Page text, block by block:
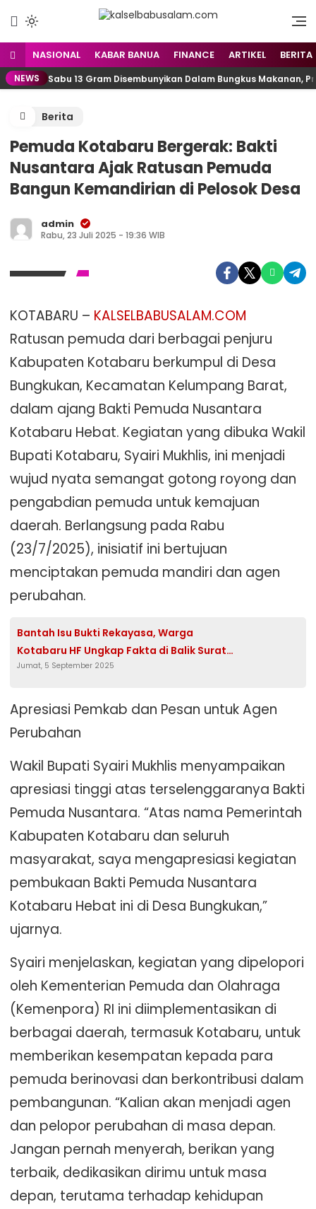
NASIONAL KABAR BANUA FINANCE ARTIKEL BERITA
NEWS Sabu 13 Gram Disembunyikan Dalam Bungkus Makanan,
Berita
Pemuda Kotabaru Bergerak: Bakti
Nusantara Ajak Ratusan Pemuda
Bangun Kemandirian di Pelosok Desa
admin
Rabu, 23 Juli 2025 - 19:36 WIB
KOTABARU – KALSELBABUSALAM.COM
Ratusan pemuda dari berbagai penjuru
Kabupaten Kotabaru berkumpul di Desa
Bungkukan, Kecamatan Kelumpang Barat,
dalam ajang Bakti Pemuda Nusantara
Kotabaru Hebat. Kegiatan yang dibuka Wakil
Bupati Kotabaru, Syairi Mukhlis, ini menjadi
wujud nyata semangat gotong royong dan
pengabdian pemuda untuk kemajuan
daerah. Berlangsung pada Rabu
(23/7/2025), inisiatif ini bertujuan
menciptakan pemuda mandiri dan agen
perubahan.
Bantah Isu Bukti Rekayasa, Warga
Kotabaru HF Ungkap Fakta di Balik Surat
yang Dibuang
Jumat, 5 September 2025
Apresiasi Pemkab dan Pesan untuk Agen
Perubahan
Wakil Bupati Syairi Mukhlis menyampaikan
apresiasi tinggi atas terselenggaranya Bakti
Pemuda Nusantara. “Atas nama Pemerintah
Kabupaten Kotabaru dan seluruh
masyarakat, saya mengapresiasi kegiatan
pembukaan Bakti Pemuda Nusantara
Kotabaru Hebat ini di Desa Bungkukan,”
ujarnya.
Syairi menjelaskan, kegiatan yang dipelopori
oleh Kementerian Pemuda dan Olahraga
(Kemenpora) RI ini diimplementasikan di
berbagai daerah, termasuk Kotabaru, untuk
memberikan kesempatan kepada para
pemuda berinovasi dan berkontribusi dalam
pembangunan. “Kalian akan menjadi agen
dan pelopor perubahan di masa depan.
Jangan pernah menyerah, berikan yang
terbaik, dedikasikan dirimu untuk masa
depan, terutama terhadap kehidupan